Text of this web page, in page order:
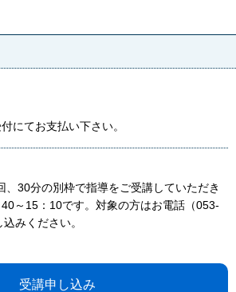
にてお支払い下さい。
、30分の別枠で指導をご受講していただき
～15：10です。対象の方はお電話（053-
みください。
受講申し込み